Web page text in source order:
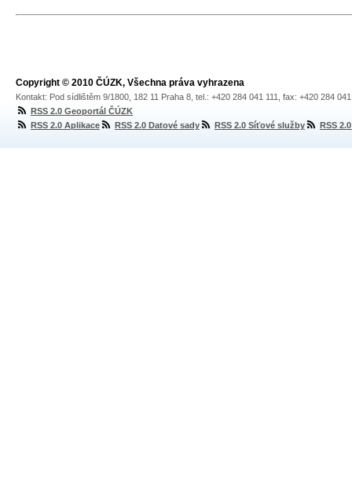
Copyright © 2010 ČÚZK, Všechna práva vyhrazena
Kontakt: Pod sídlištěm 9/1800, 182 11 Praha 8, tel.: +420 284 041 111, fax: +420 284
RSS 2.0 Geoportál ČÚZK
RSS 2.0 Aplikace
RSS 2.0 Datové sady RSS 2.0 Síťové služby RSS